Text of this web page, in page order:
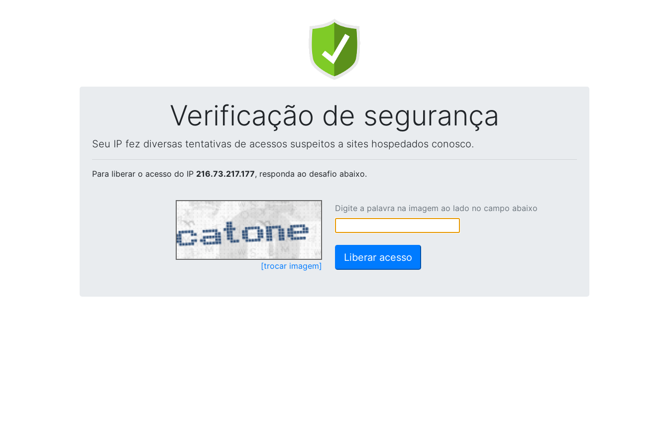
Verificação de segurança
Seu IP fez diversas tentativas de acessos suspeitos a sites hospedados conosco.
Para liberar o acesso do IP 216.73.217.177, responda ao desafio abaixo.
[trocar imagem]
Digite a palavra na imagem ao lado no campo abaixo